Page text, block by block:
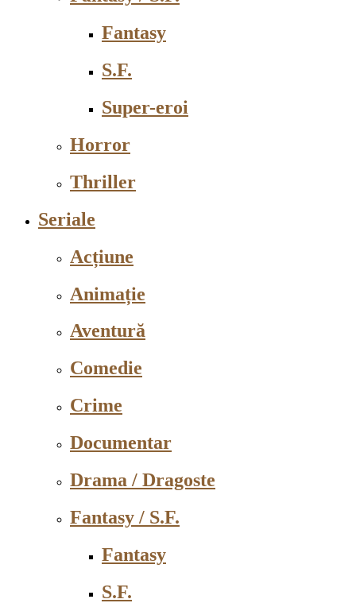
Fantasy
S.F.
Super-eroi
Horror
Thriller
Seriale
Acțiune
Animație
Aventură
Comedie
Crime
Documentar
Drama / Dragoste
Fantasy / S.F.
Fantasy
S.F.